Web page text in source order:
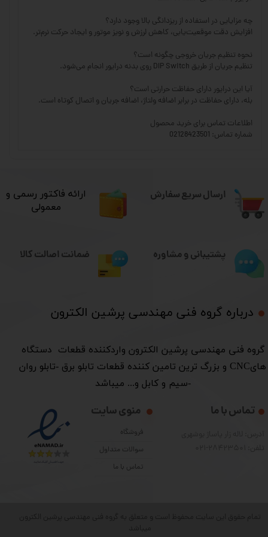
چه مزایایی در استفاده از ریزدانگی بالا وجود دارد؟
افزایش دقت موقعیت‌یابی، کاهش لرزش و نویز موتور و ایجاد حرکت نرم‌تر.
نحوه تنظیم جریان خروجی چگونه است؟
تنظیم جریان از طریق DIP Switch روی بدنه درایور انجام می‌شود.
آیا این درایور دارای حفاظت حرارتی است؟
بله، دارای حفاظت در برابر اضافه ولتاژ، اضافه جریان و اتصال کوتاه است.
اطلاعات تماس برای خرید محصول
شماره تماس: 02128423501
ارسال سریع سفارش
درباره گروه فنی مهندسی پرشین الکترون​​​​​​​
​گروه فنی مهندسی پرشین الکترون واردکننده قطعات دستگاه
هایCNC و بزرگ ترین تامین کننده قطعات تابلو برق -تابلو روان
-سیم و کابل و... میباشد
منوی سایت
فروشگاه
سوالات متداول
تماس با ما
تماس با ما
​ارائه فاکتور رسمی و
معمولی
پشتیبانی و مشاوره ضمانت اصالت کالا